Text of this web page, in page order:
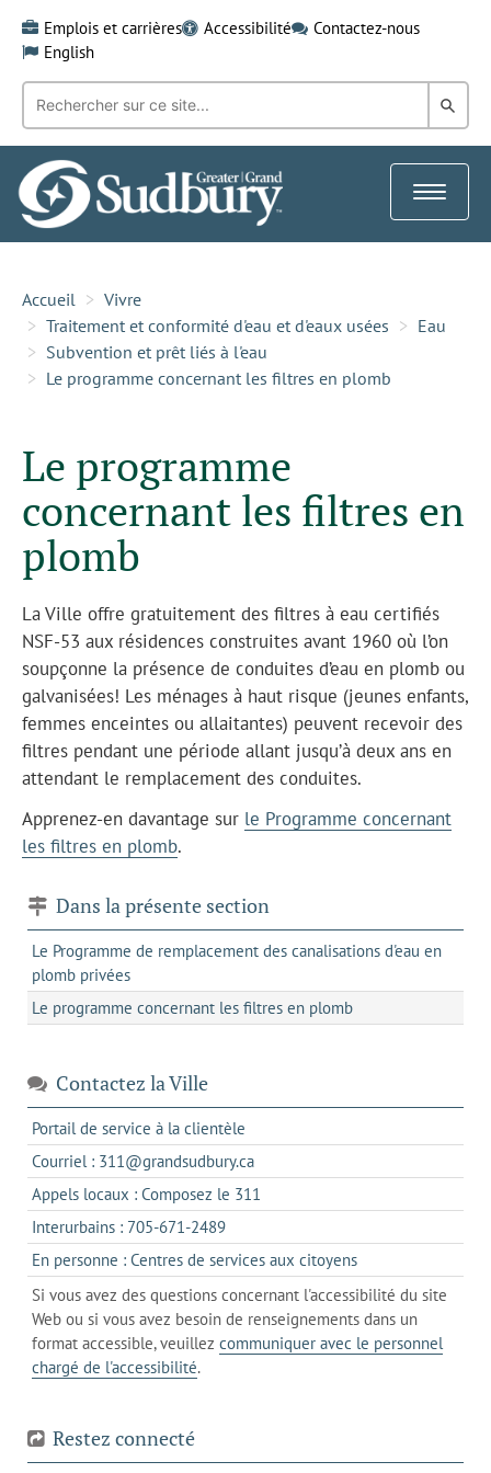
content
Emplois et carrières Accessibilité
Contactez-nous
English
Recherche
mot-
clé:
dans
Toggle
Accueil
Vivre
Traitement et conformité d'eau et d'eaux usées
Eau
Subvention et prêt liés à l'eau
Le programme concernant les filtres en plomb
Le programme
concernant les filtres en
plomb
La Ville offre gratuitement des filtres à eau certifiés
NSF-53 aux résidences construites avant 1960 où l’on
soupçonne la présence de conduites d’eau en plomb ou
galvanisées! Les ménages à haut risque (jeunes enfants,
femmes enceintes ou allaitantes) peuvent recevoir des
filtres pendant une période allant jusqu’à deux ans en
attendant le remplacement des conduites.
Apprenez-en davantage sur le Programme concernant
les filtres en plomb.
Dans la présente section
Le Programme de remplacement des canalisations d'eau en
plomb privées
Le programme concernant les filtres en plomb
Contactez la Ville
Portail de service à la clientèle
dans
un
nouvel
Courriel : 311@grandsudbury.cas'ouvre
dans
votre
de
messagerie
Appels locaux : Composez le 311
dans
un
client
de
votre
téléphone
Interurbains : 705-671-2489s'ouvre
dans
un
client
de
votre
En personne : Centres de services aux citoyenss'ouvre
dans
l'onglet
actuel
Si vous avez des questions concernant l'accessibilité du site
Web ou si vous avez besoin de renseignements dans un
format accessible, veuillez communiquer avec le personnel
chargé de l'accessibilité.
Restez connecté